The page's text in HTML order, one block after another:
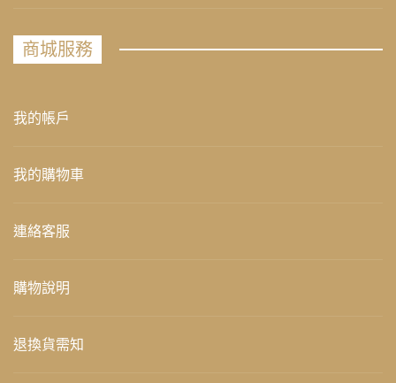
商城服務
我的帳戶
我的購物車
連絡客服
購物說明
退換貨需知